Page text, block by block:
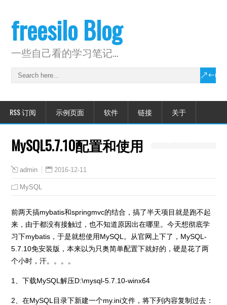
freesilo Blog
一些自己看的学习笔记…
RSS 订阅 示例页面 软件 链接 关于
MySQL5.7.10配置和使用
admin 2016-12-11
MySQL
前两天搞mybatis和springmvc的结合，搞了半天项目就是跑不起
来，由于都没有接触过，也不知道原因出在哪里。今天想彻底学
习下mybatis，于是就想使用MySQL。从官网上下了，MySQL-
5.7.10免安装版，本来以为只奥简单配置下就好的，硬是花了两
个小时，汗。。。。
1、下载MySQL解压D:\mysql-5.7.10-winx64
2、在MySQL目录下新建一个my.ini文件，将下列内容复制过去：